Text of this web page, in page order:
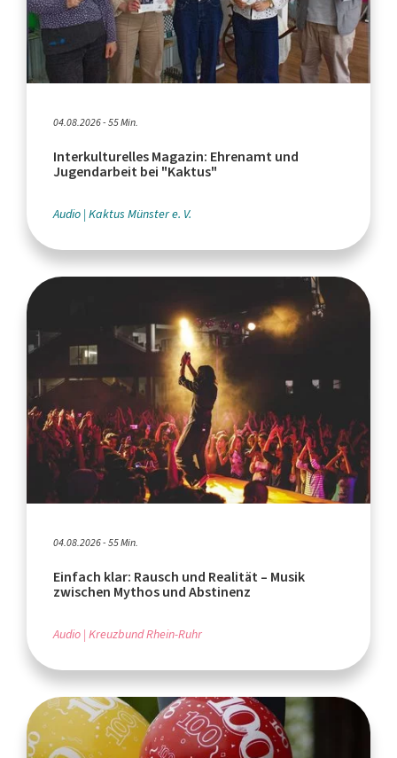
04.08.2026 - 55 Min.
Interkulturelles Magazin: Ehrenamt und
Jugendarbeit bei "Kaktus"
Audio Kaktus Münster e. V.
04.08.2026 - 55 Min.
Einfach klar: Rausch und Realität – Musik
zwischen Mythos und Abstinenz
Audio Kreuzbund Rhein-Ruhr